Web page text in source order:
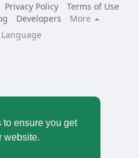
ensure you get
website.
Privacy Policy
Terms of Use
Developers
More
Language